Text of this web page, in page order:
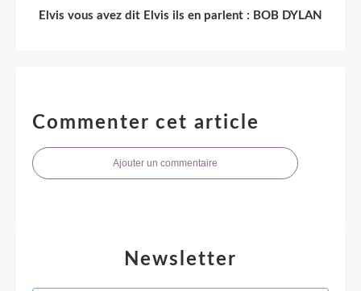
Elvis vous avez dit Elvis ils en parlent : BOB DYLAN
Commenter cet article
Ajouter un commentaire
Newsletter